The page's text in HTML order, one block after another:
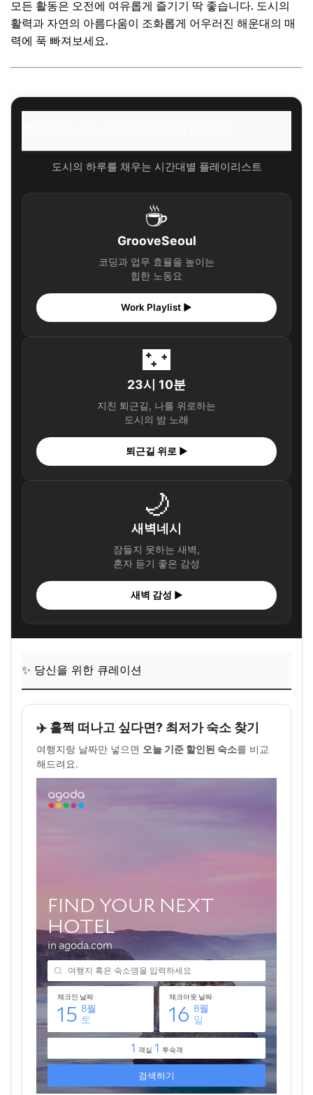
3. 놓칠 수 없는 부산의 맛집!
4. 인생샷을 위한 포토 팁
Q. 혼자 여행 가도 괜찮을까요?
🎧 당신의 시간, 어떤 음악이 필요한가요?
마무리 및 팁: 부산, 그 설레는 재회의 약속
🎧 당신의 시간, 어떤 음악이 필요한가요?
모든 활동은 오전에 여유롭게 즐기기 딱 좋습니다. 도시의
활력과 자연의 아름다움이 조화롭게 어우러진 해운대의 매
력에 푹 빠져보세요.
도시의 하루를 채우는 시간대별 플레이리스트
☕
GrooveSeoul
코딩과 업무 효율을 높이는
힙한 노동요
Work Playlist ▶
🌃
23시 10분
지친 퇴근길, 나를 위로하는
도시의 밤 노래
퇴근길 위로 ▶
🌙
새벽네시
잠들지 못하는 새벽,
혼자 듣기 좋은 감성
새벽 감성 ▶
✨ 당신을 위한 큐레이션
✈️ 훌쩍 떠나고 싶다면? 최저가 숙소 찾기
여행지랑 날짜만 넣으면 오늘 기준 할인된 숙소를 비교
해드려요.